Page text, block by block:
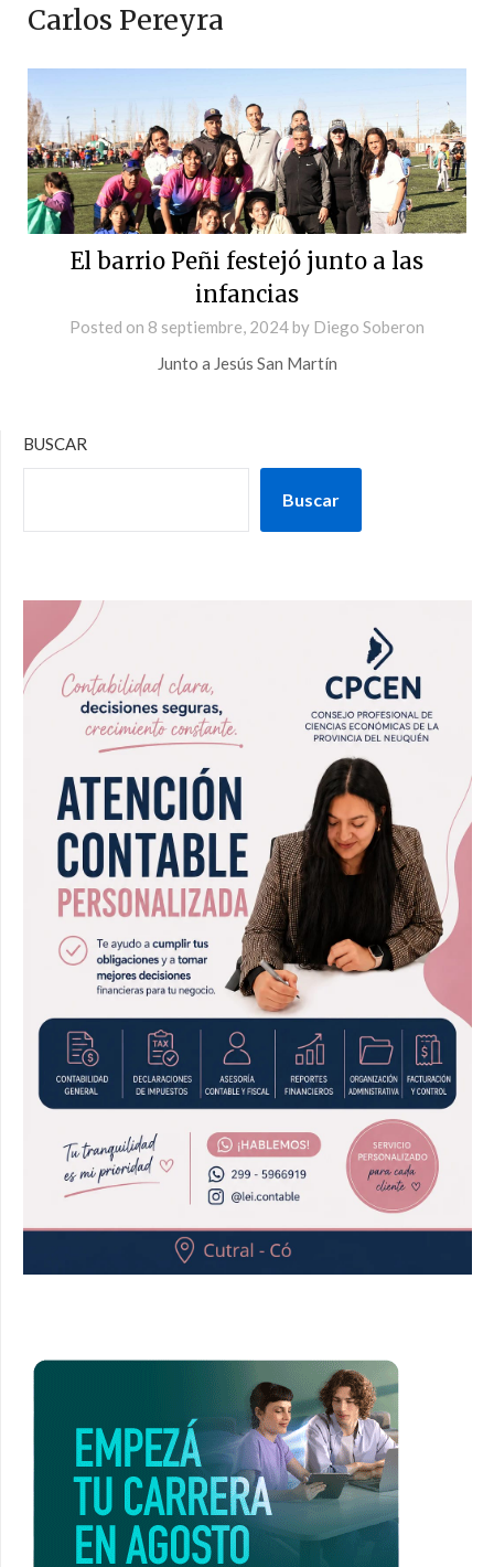
Carlos Pereyra
El barrio Peñi festejó junto a las
infancias
Posted on 8 septiembre, 2024by Diego Soberon
Junto a Jesús San Martín
BUSCAR
Buscar